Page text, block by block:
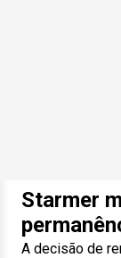
Starmer
A decisão de